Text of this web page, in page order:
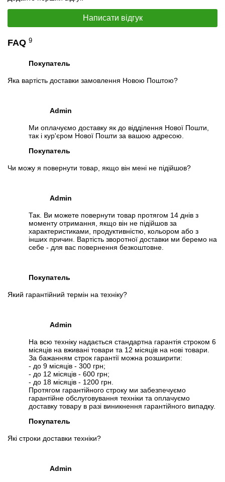
Написати відгук
FAQ 9
Покупатель
Яка вартість доставки замовлення Новою Поштою?
Admin
Ми оплачуємо доставку як до відділення Нової Пошти,
так і кур'єром Нової Пошти за вашою адресою.
Покупатель
Чи можу я повернути товар, якщо він мені не підійшов?
Admin
Так. Ви можете повернути товар протягом 14 днів з
моменту отримання, якщо він не підійшов за
характеристиками, продуктивністю, кольором або з
інших причин. Вартість зворотної доставки ми беремо на
себе - для вас повернення безкоштовне.
Покупатель
Який гарантійний термін на техніку?
Admin
На всю техніку надається стандартна гарантія строком 6
місяців на вживані товари та 12 місяців на нові товари.
За бажанням строк гарантії можна розширити:
- до 9 місяців - 300 грн;
- до 12 місяців - 600 грн;
- до 18 місяців - 1200 грн.
Протягом гарантійного строку ми забезпечуємо
гарантійне обслуговування техніки та оплачуємо
доставку товару в разі виникнення гарантійного випадку.
Покупатель
Які строки доставки техніки?
Admin